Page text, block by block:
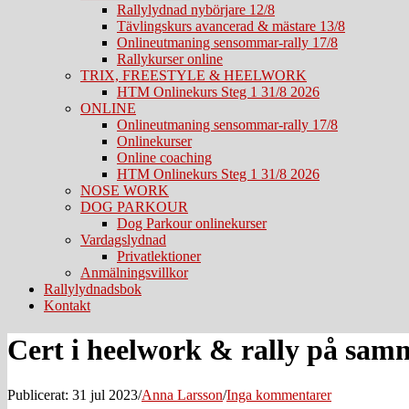
Rallylydnad nybörjare 12/8
Tävlingskurs avancerad & mästare 13/8
Onlineutmaning sensommar-rally 17/8
Rallykurser online
TRIX, FREESTYLE & HEELWORK
HTM Onlinekurs Steg 1 31/8 2026
ONLINE
Onlineutmaning sensommar-rally 17/8
Onlinekurser
Online coaching
HTM Onlinekurs Steg 1 31/8 2026
NOSE WORK
DOG PARKOUR
Dog Parkour onlinekurser
Vardagslydnad
Privatlektioner
Anmälningsvillkor
Rallylydnadsbok
Kontakt
Cert i heelwork & rally på
Publicerat: 31 jul 2023/Anna Larsson/Inga kommentarer